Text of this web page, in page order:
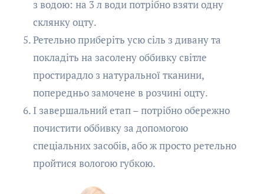
з водою: на 3 л води потрібно взяти одну
склянку оцту.
Ретельно приберіть усю сіль з дивану та
покладіть на засолену оббивку світле
простирадло з натуральної тканини,
попередньо замочене в розчині оцту.
І завершальний етап – потрібно обережно
почистити оббивку за допомогою
спеціальних засобів, або ж просто ретельно
пройтися вологою губкою.